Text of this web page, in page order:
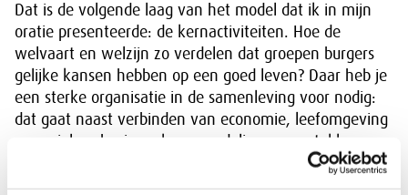
Dat is de volgende laag van het model dat ik in mijn
oratie presenteerde: de kernactiviteiten. Hoe de
welvaart en welzijn zo verdelen dat groepen burgers
gelijke kansen hebben op een goed leven? Daar heb je
een sterke organisatie in de samenleving voor nodig:
dat gaat naast verbinden van economie, leefomgeving
en sociale cohesie, ook om verdelingsvraagstukken en
rechtvaardigen wat of wie je prioriteert, dat goed
organiseren in samenwerking en commitment, en